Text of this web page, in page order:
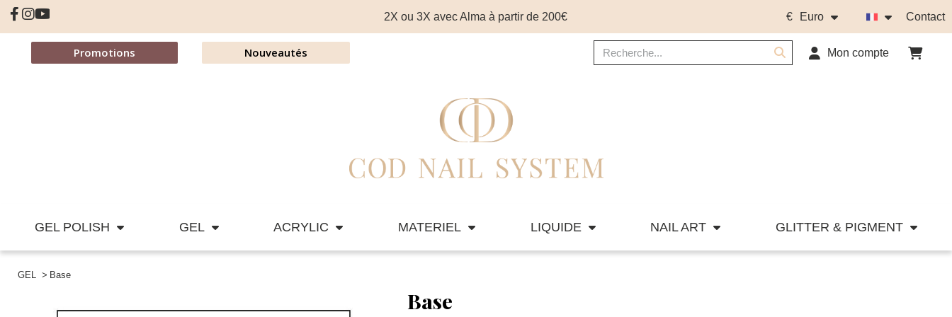
2X ou 3X avec Alma à partir de 200€ € Euro Contact
Promotions Nouveautés Mon compte
GEL POLISH GEL ACRYLIC MATERIEL LIQUIDE NAIL ART GLITTER & PIGMENT
GEL Base
Base